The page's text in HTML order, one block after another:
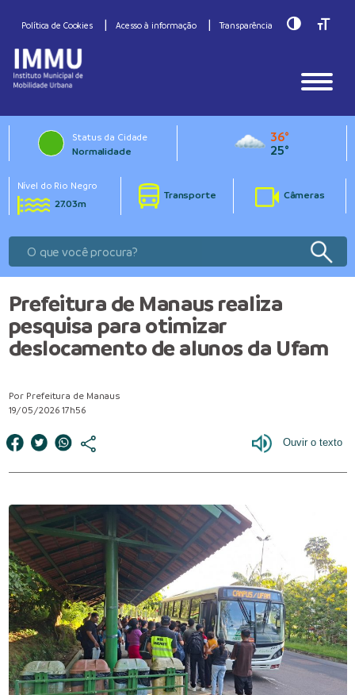
Política de Cookies Acesso à informação Transparência Toggle
Status da Cidade
Normalidade
36°
25°
Nível do Rio Negro
27.03m
Transporte Câmeras
Prefeitura de Manaus realiza
pesquisa para otimizar
deslocamento de alunos da Ufam
Por Prefeitura de Manaus
19/05/2026 17h56